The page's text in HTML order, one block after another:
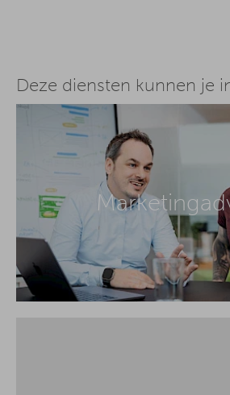
Deze diensten kunnen je